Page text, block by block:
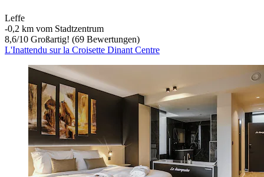
Leffe
‐0,2 km vom Stadtzentrum
8,6/10 Großartig! (69 Bewertungen)
L'Inattendu sur la Croisette Dinant Centre